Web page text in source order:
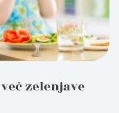
zelenjave